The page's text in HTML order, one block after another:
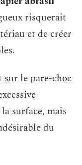
risquerait
et de créer
sur le pare-choc
surface, mais
du